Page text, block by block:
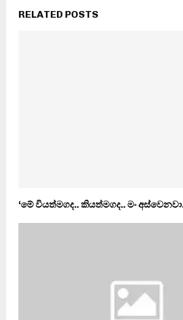
RELATED POSTS
‘මේ වියත්මගද.. කියත්මගද.. මං